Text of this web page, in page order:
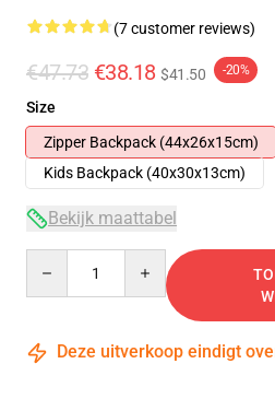
(7 customer reviews)
€47.73 €38.18 $41.50 -20%
Size
Zipper Backpack (44x26x15cm)
Kids Backpack (40x30x13cm)
Bekijk maattabel
Deze uitverkoop eindigt